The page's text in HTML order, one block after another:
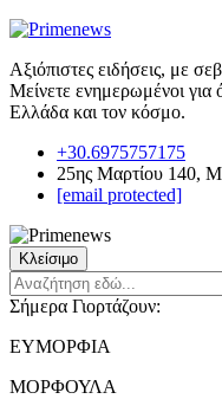
Αξιόπιστες ειδήσεις, με
Μείνετε ενημερωμένοι για
Ελλάδα και τον κόσμο.
+30.6975757175
25ης Μαρτίου 140,
[email protected]
Κλείσιμο
Σήμερα Γιορτάζουν:
ΕΥΜΟΡΦΙΑ
ΜΟΡΦΟΥΛΑ